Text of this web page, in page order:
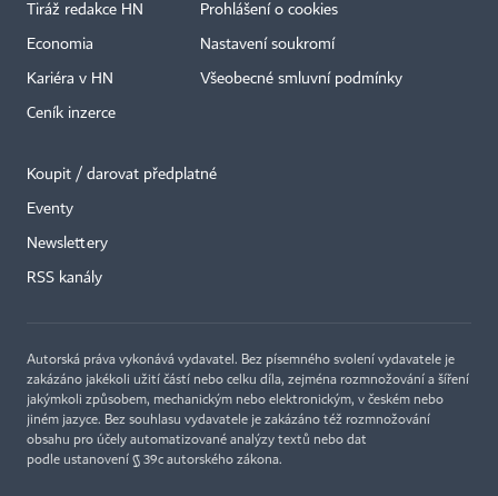
Tiráž redakce HN
Economia
Kariéra v HN
Ceník inzerce
Prohlášení o cookies
Nastavení soukromí
Všeobecné smluvní podmínky
Koupit / darovat předplatné
Eventy
Newslettery
RSS kanály
Autorská práva vykonává vydavatel. Bez písemného svolení vydavatele je
zakázáno jakékoli užití částí nebo celku díla, zejména rozmnožování a šíření
jakýmkoli způsobem, mechanickým nebo elektronickým, v českém nebo
jiném jazyce. Bez souhlasu vydavatele je zakázáno též rozmnožování
obsahu pro účely automatizované analýzy textů nebo dat
podle ustanovení § 39c autorského zákona.